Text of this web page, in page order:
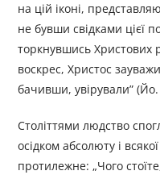
на цій іконі,
не бувши свідками цієї
торкнувшись Христових
воскрес, Христос
бачивши, увірували”
Століттями людство
осідком абсолюту і
протилежне: „Чого